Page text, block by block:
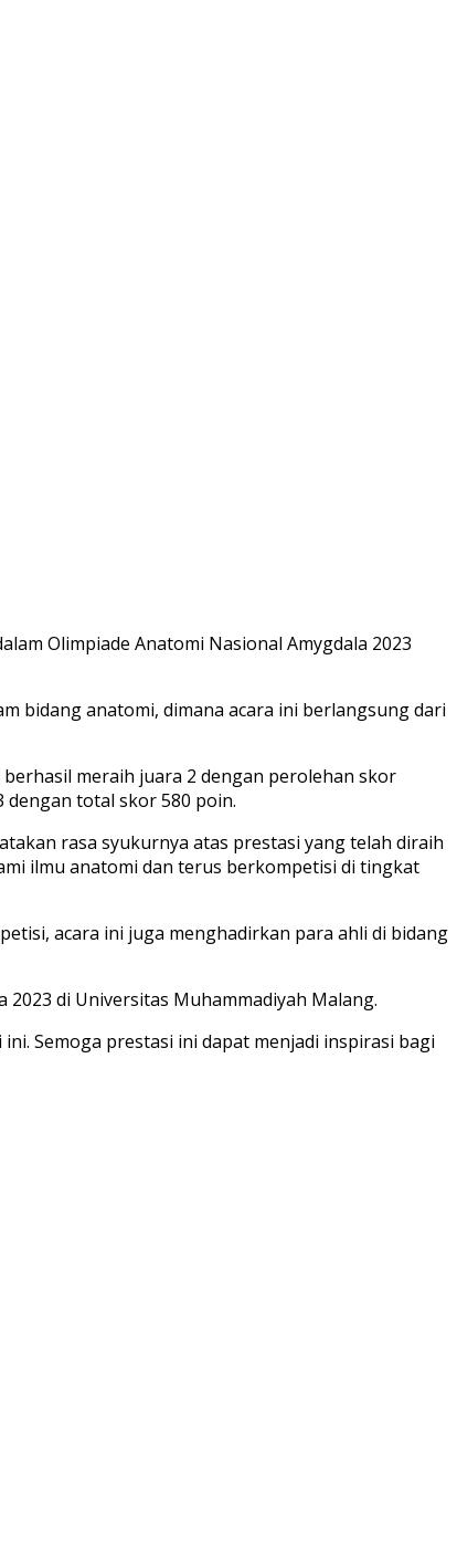
Olimpiade Anatomi Nasional Amygdala 2023
bidang anatomi, dimana acara ini berlangsung dari
meraih juara 2 dengan perolehan skor
dengan total skor 580 poin.
rasa syukurnya atas prestasi yang telah diraih
ilmu anatomi dan terus berkompetisi di tingkat
acara ini juga menghadirkan para ahli di bidang
di Universitas Muhammadiyah Malang.
Semoga prestasi ini dapat menjadi inspirasi bagi